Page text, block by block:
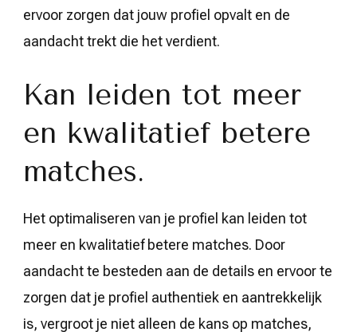
ervoor zorgen dat jouw profiel opvalt en de
aandacht trekt die het verdient.
Kan leiden tot meer
en kwalitatief betere
matches.
Het optimaliseren van je profiel kan leiden tot
meer en kwalitatief betere matches. Door
aandacht te besteden aan de details en ervoor te
zorgen dat je profiel authentiek en aantrekkelijk
is, vergroot je niet alleen de kans op matches,